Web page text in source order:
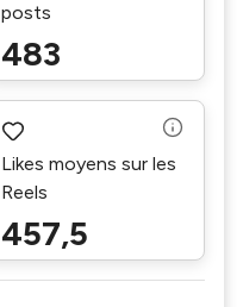
posts
483
Likes moyens sur les
Reels
457,5